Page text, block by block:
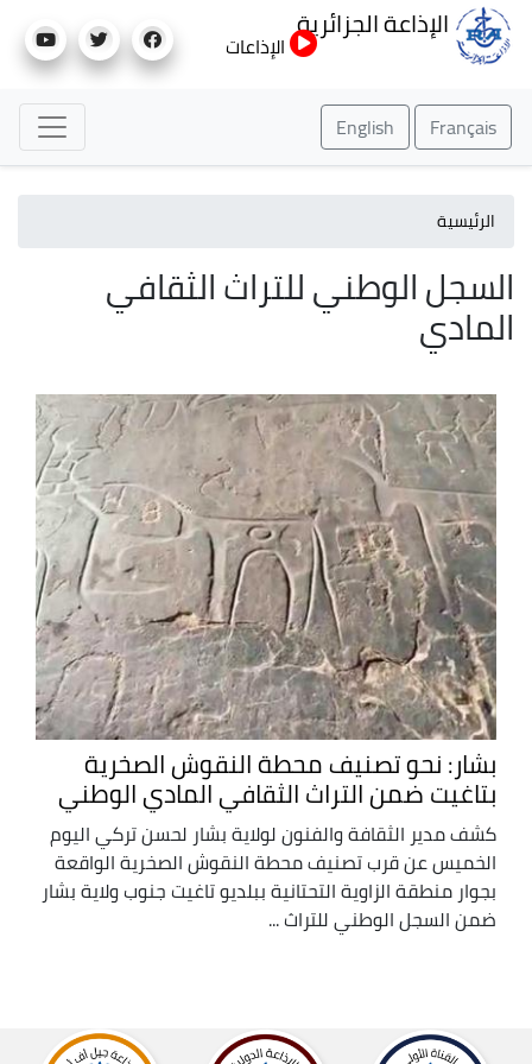
إلى
الإذاعة الجزائرية
الإذاعات
Français
English
الرئيسية
السجل الوطني للتراث الثقافي
المادي
بشار: نحو تصنيف محطة النقوش الصخرية
بتاغيت ضمن التراث الثقافي المادي الوطني
كشف مدير الثقافة والفنون لولاية بشار لحسن تركي اليوم
الخميس عن قرب تصنيف محطة النقوش الصخرية الواقعة
بجوار منطقة الزاوية التحتانية ببلديو تاغيت جنوب ولاية بشار
ضمن السجل الوطني للتراث ...